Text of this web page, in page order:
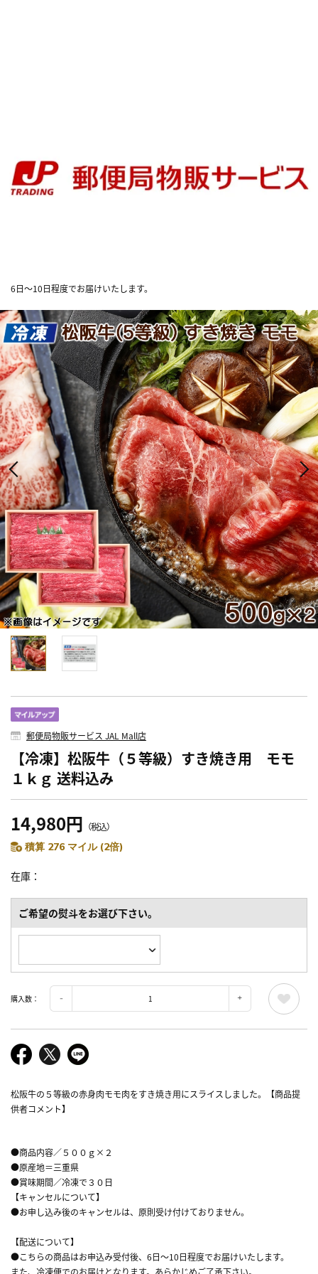
6日～10日程度でお届けいたします。
郵便局物販サービス JAL Mall店
【冷凍】松阪牛（５等級）すき焼き用 モモ
１ｋｇ 送料込み
14,980円 （税込）
積算 276 マイル (2倍)
在庫
ご希望の熨斗をお選び下さい。
購入数：
松阪牛の５等級の赤身肉モモ肉をすき焼き用にスライスしました。【商品提
供者コメント】
●商品内容／５００ｇ×２
●原産地＝三重県
●賞味期間／冷凍で３０日
【キャンセルについて】
●お申し込み後のキャンセルは、原則受け付けておりません。
【配送について】
●こちらの商品はお申込み受付後、6日～10日程度でお届けいたします。
また、冷凍便でのお届けとなります。あらかじめご了承下さい。